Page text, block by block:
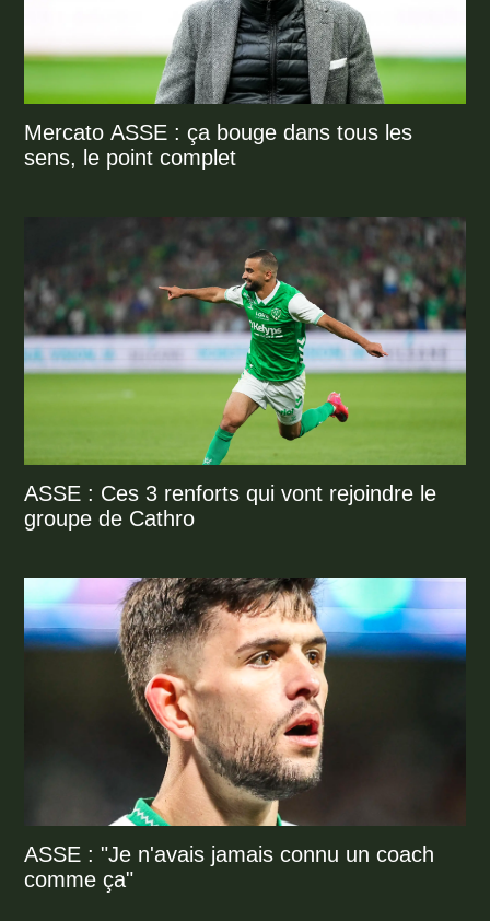
Mercato ASSE : ça bouge dans tous les
sens, le point complet
ASSE : Ces 3 renforts qui vont rejoindre le
groupe de Cathro
ASSE : "Je n'avais jamais connu un coach
comme ça"